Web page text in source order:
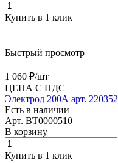
Купить в 1 клик
Быстрый просмотр
1 060 ₽/шт
ЦЕНА С НДС
Электрод 200А арт.
Есть в наличии
Арт. BT0000510
В корзину
Купить в 1 клик